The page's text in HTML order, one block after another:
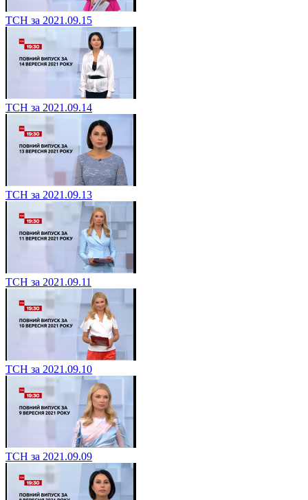
ТСН за 2021.09.15
ТСН за 2021.09.14
ТСН за 2021.09.13
ТСН за 2021.09.11
ТСН за 2021.09.10
ТСН за 2021.09.09